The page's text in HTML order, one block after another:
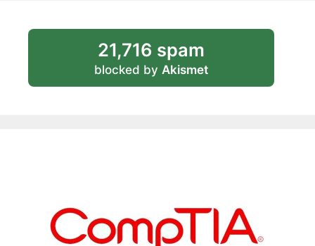
21,716 spam
blocked by Akismet